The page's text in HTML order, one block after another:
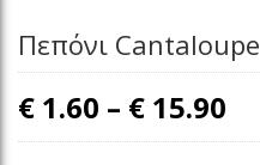
Πεπόνι Cantaloupe
€ 1.60 – € 15.90